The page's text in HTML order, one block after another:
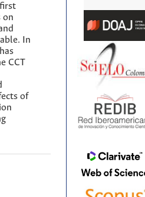
on
In
CCT
of